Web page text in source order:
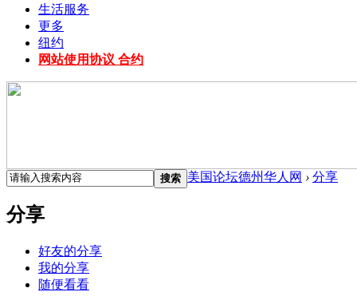
生活服务
更多
纽约
网站使用协议 合约
搜索 美国论坛德州华人网 › 分享
分享
好友的分享
我的分享
随便看看